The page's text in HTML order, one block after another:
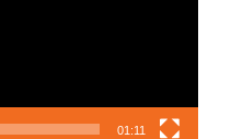
01:11